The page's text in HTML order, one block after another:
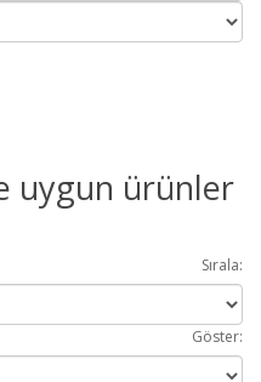
uygun ürünler
Sırala:
Göster: